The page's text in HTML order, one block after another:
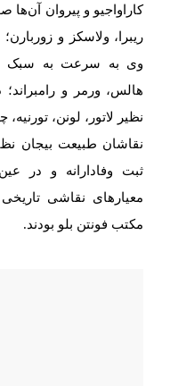
کاراواجیو و پیروان آن‌ها
ریبرا، ولاسکز و
وی به سرعت به سبک
هالس، ورمر و
نظیر لاتور، لونن،
نقاشان طبیعت بیجان
ثبت وفادارانه و در
معیارهای نقاشی
مکتب فونتن بلو بودند.